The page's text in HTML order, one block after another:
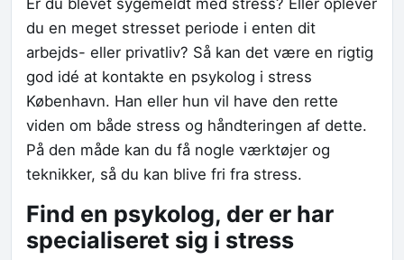
Er du blevet sygemeldt med stress? Eller oplever
du en meget stresset periode i enten dit
arbejds- eller privatliv? Så kan det være en rigtig
god idé at kontakte en psykolog i stress
København. Han eller hun vil have den rette
viden om både stress og håndteringen af dette.
På den måde kan du få nogle værktøjer og
teknikker, så du kan blive fri fra stress.
Find en psykolog, der er har
specialiseret sig i stress